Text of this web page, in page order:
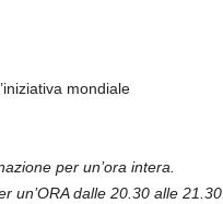
mondiale
per un’ora intera.
un’ORA dalle 20.30 alle 21.30.